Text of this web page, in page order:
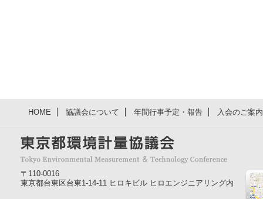
HOME 協議会について 年間行事予定・報告 入会のご案
〒110-0016
東京都台東区台東1-14-11 ヒロキビル ヒロエンジニアリング内